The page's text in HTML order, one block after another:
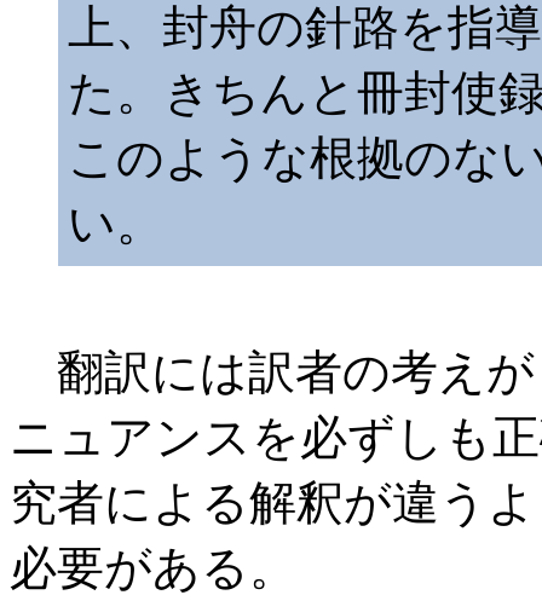
上、封舟の針路を指
た。きちんと冊封使
このような根拠のな
い。
翻訳には訳者の考え
ニュアンスを必ずしも
究者による解釈が違う
必要がある。